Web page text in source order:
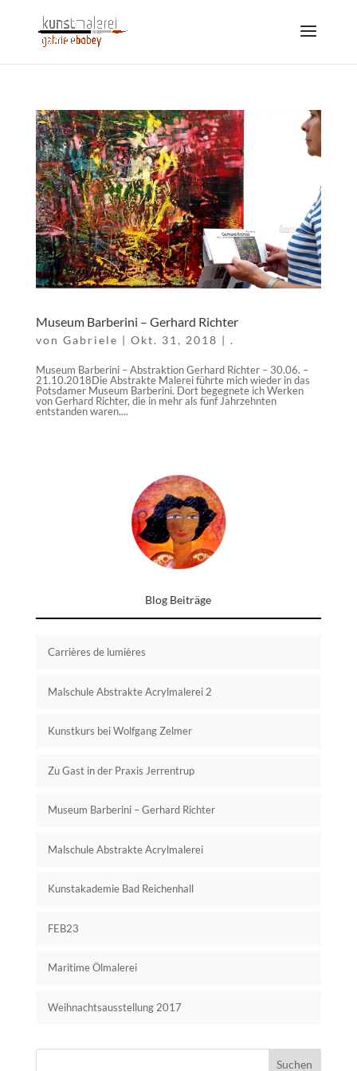
Museum Barberini – Gerhard Richter
von Gabriele | Okt. 31, 2018 | .
Museum Barberini – Abstraktion Gerhard Richter – 30.06. –
21.10.2018Die Abstrakte Malerei führte mich wieder in das
Potsdamer Museum Barberini. Dort begegnete ich Werken
von Gerhard Richter, die in mehr als fünf Jahrzehnten
entstanden waren....
Blog Beiträge
Carrières de lumières
Malschule Abstrakte Acrylmalerei 2
Kunstkurs bei Wolfgang Zelmer
Zu Gast in der Praxis Jerrentrup
Museum Barberini – Gerhard Richter
Malschule Abstrakte Acrylmalerei
Kunstakademie Bad Reichenhall
FEB23
Maritime Ölmalerei
Weihnachtsausstellung 2017